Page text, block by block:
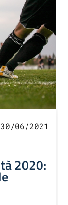
30/06/2021
2020: